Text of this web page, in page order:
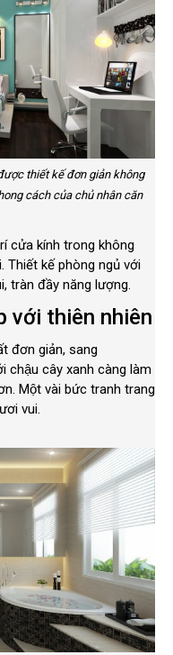
thiết kế đơn giản không
cách của chủ nhân căn
cửa kính trong không
Thiết kế phòng ngủ với
tràn đầy năng lượng.
với thiên nhiên
đơn giản, sang
chậu cây xanh càng làm
Một vài bức tranh trang
vui.